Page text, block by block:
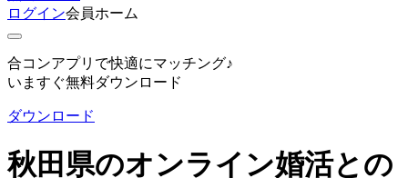
ログイン会員ホーム
合コンアプリで快適にマッチング♪
いますぐ無料ダウンロード
ダウンロード
秋田県のオンライン婚活との